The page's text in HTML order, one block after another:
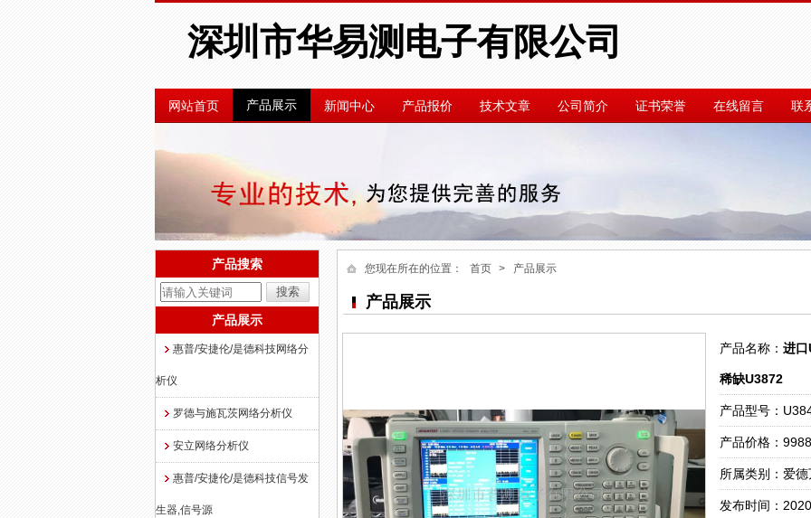
深圳市华易测电子有限公司
网站首页 产品展示 新闻中心 产品报价 技术文章 公司简介 证书荣誉 在线留言 联
产品搜索
产品展示
惠普/安捷伦/是德科技网络分
析仪
罗德与施瓦茨网络分析仪
安立网络分析仪
惠普/安捷伦/是德科技信号发
生器,信号源
您现在所在的位置： 首页 > 产品展示
产品展示
产品名称： 进
稀缺U3872
产品型号：
产品价格：9988
所属类别：爱
发布时间：